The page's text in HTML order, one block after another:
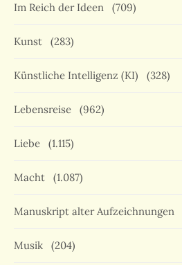
Im Reich der Ideen (709)
Kunst (283)
Künstliche Intelligenz (KI) (328)
Lebensreise (962)
Liebe (1.115)
Macht (1.087)
Manuskript alter Aufzeichnungen
Musik (204)